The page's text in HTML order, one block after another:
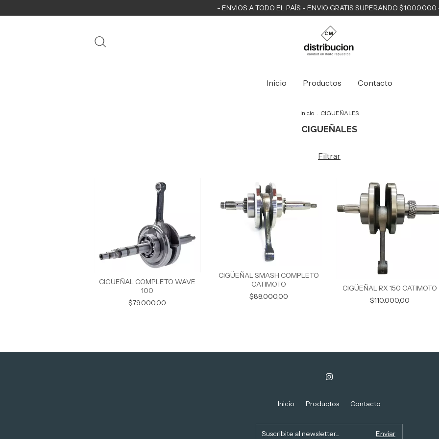
- ENVIOS A TODO EL PAÍS - ENVIO GRATIS SUPERANDO $1.000.000
Inicio Productos Contacto
Inicio CIGUEÑALES
CIGUEÑALES
Filtrar
CIGÜEÑAL COMPLETO WAVE
100
$79.000,00
CIGÜEÑAL SMASH COMPLETO
CATIMOTO
$88.000,00
CIGÜEÑAL RX 150 CATIMOTO
$110.000,00
Inicio Productos Contacto